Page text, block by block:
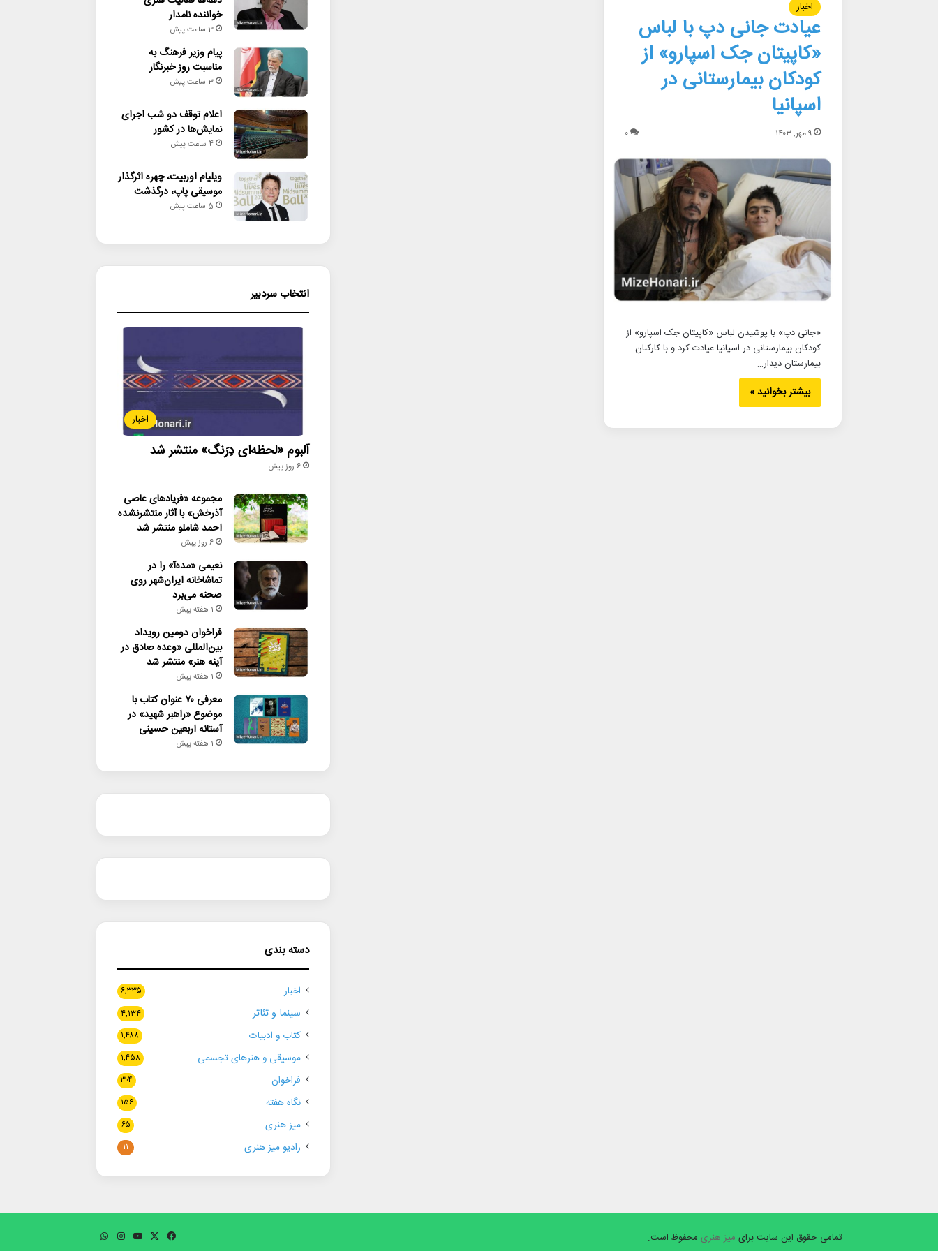
اخبار
عیادت جانی دپ با لباس
«کاپیتان جک اسپارو» از
کودکان بیمارستانی در
اسپانیا
۹ مهر, ۱۴۰۳ ۰
«جانی دپ» با پوشیدن لباس «کاپیتان جک اسپارو» از
کودکان بیمارستانی در اسپانیا عیادت کرد و با کارکنان
بیمارستان دیدار…
بیشتر بخوانید »
خواننده نامدار
3 ساعت پیش
پیام وزیر فرهنگ به
مناسبت روز خبرنگار
3 ساعت پیش
اعلام توقف دو شب اجرای
نمایش‌ها در کشور
4 ساعت پیش
ویلیام اوربیت، چهره اثرگذار
موسیقی پاپ، درگذشت
5 ساعت پیش
انتخاب سردبیر
اخبار
آلبوم «لحظه‌ای دِرَنگ» منتشر شد
6 روز پیش
مجموعه «فریادهای عاصی
آذرخش» با آثار منتشرنشده
احمد شاملو منتشر شد
6 روز پیش
نعیمی «مده‌آ» را در
تماشاخانه ایران‌شهر روی
صحنه می‌برد
1 هفته پیش
فراخوان دومین رویداد
بین‌المللی «وعده صادق در
آینه هنر» منتشر شد
1 هفته پیش
معرفی ۷۰ عنوان کتاب با
موضوع «راهبر شهید» در
آستانه اربعین حسینی
1 هفته پیش
دسته بندی
اخبار ۶,۳۳۵
سینما و تئاتر ۴,۱۳۴
کتاب و ادبیات ۱,۴۸۸
موسیقی و هنرهای تجسمی ۱,۴۵۸
فراخوان ۳۰۴
نگاه هفته ۱۵۶
میز هنری ۶۵
رادیو میز هنری ۱۱
تمامی حقوق این سایت برای میز هنری محفوظ است. فیسبوکایکس یوتیوباینستاگرام